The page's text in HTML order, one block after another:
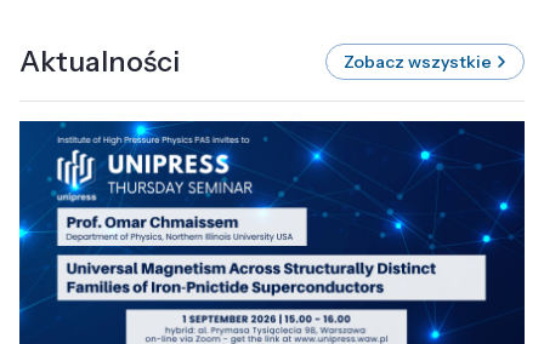
Aktualności Zobacz wszystkie